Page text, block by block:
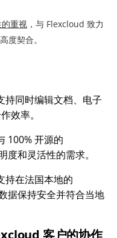
重视 ，与 Flexcloud 致力
度契合。
持同时编辑文档、电子
效率。
100% 开源的
和灵活性的需求。
持在法国本地的
据保持安全并符合当地